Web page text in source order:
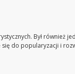
Był również
się do popularyzacji i